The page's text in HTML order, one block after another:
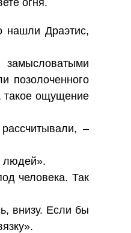
огня.
нашли Драэтис,
позолоченного
такое ощущение
–
людей».
человека. Так
внизу. Если бы